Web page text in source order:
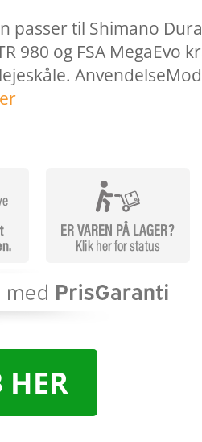
passer til Shimano
980 og FSA MegaEvo